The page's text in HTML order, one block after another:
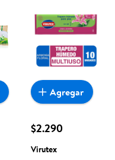
$2.290
Virutex
Agregar